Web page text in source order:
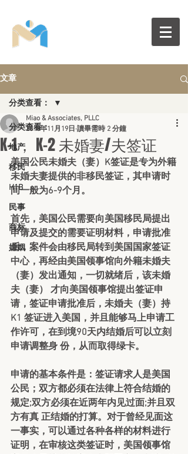
文章
分类查看：
地产
移民
H1B
民事
商标
婚姻
分类查看：
K-1， K-2 未婚妻/夫签证
Miao & Associates, PLLC
2018年11月19日 讀畢需時 2 分鐘
美国公民未婚夫（妻）K签证是专为外籍
未婚夫妻提供的非移民签证，其申请时
间一般为6-9个月。
首先，美国公民需要向美国移民局提出
申请及提交的需要证明材料，申请批准
后，案件会由移民局转到美国国家签证
中心，再经由美国领事馆向外籍未婚夫
（妻）发出通知，一切就绪后，该未婚
夫（妻） 才向美国领事馆提出签证申
请，签证申请批准后，未婚夫（妻）持
K1 签证进入美国，并且能够马上申请工
作许可，在到境90天内结婚后可以立刻
申请调整身 份，从而取得绿卡。
申请的基本条件是：签证请求人是美国
公民；双方都必须在法律上符合结婚的
规定;双方必须在近两年内见过面;并且双
方有真 正结婚的打算。对于曾经见面这
一事实，可以通过各种各样的材料进行
证明，在审核这类签证时，美国领事馆